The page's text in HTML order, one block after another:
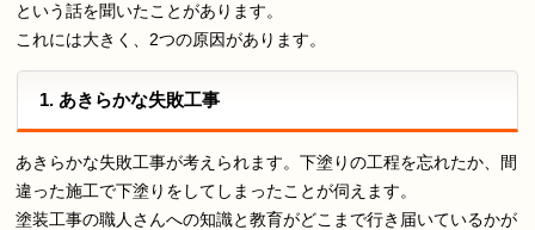
という話を聞いたことがあります。
これには大きく、2つの原因があります。
1. あきらかな失敗工事
あきらかな失敗工事が考えられます。下塗りの工程を忘れたか、間
違った施工で下塗りをしてしまったことが伺えます。
塗装工事の職人さんへの知識と教育がどこまで行き届いているかが